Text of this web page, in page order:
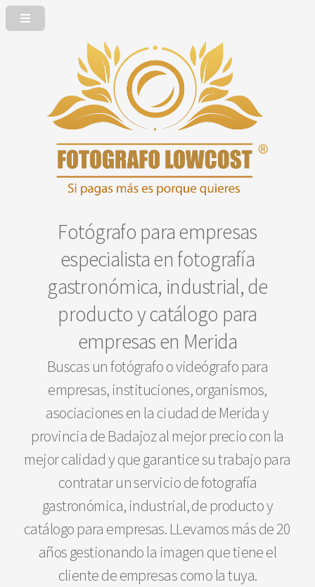
Fotógrafo para empresas
especialista en fotografía
gastronómica, industrial, de
producto y catálogo para
empresas en Merida
Buscas un fotógrafo o videógrafo para
empresas, instituciones, organismos,
asociaciones en la ciudad de Merida y
provincia de Badajoz al mejor precio con la
mejor calidad y que garantice su trabajo para
contratar un servicio de fotografía
gastronómica, industrial, de producto y
catálogo para empresas. LLevamos más de 20
años gestionando la imagen que tiene el
cliente de empresas como la tuya.